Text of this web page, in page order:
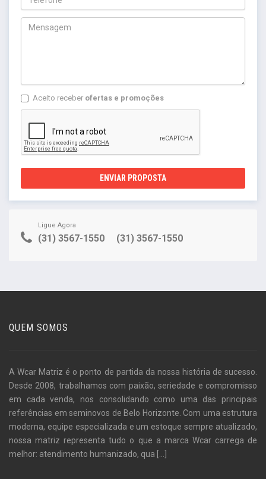
Aceito receber ofertas e promoções
ENVIAR PROPOSTA
Ligue Agora
(31) 3567-1550 (31) 3567-1550
QUEM SOMOS
A Wcar Matriz é o ponto de partida da nossa história de sucesso.
Desde 2008, trabalhamos com paixão, seriedade e compromisso
em cada venda, nos consolidando como uma das principais
referências em seminovos de Belo Horizonte. Com uma estrutura
moderna, equipe especializada e um estoque sempre atualizado,
nossa matriz representa tudo o que a marca Wcar carrega de
melhor: atendimento humanizado, qua [...]